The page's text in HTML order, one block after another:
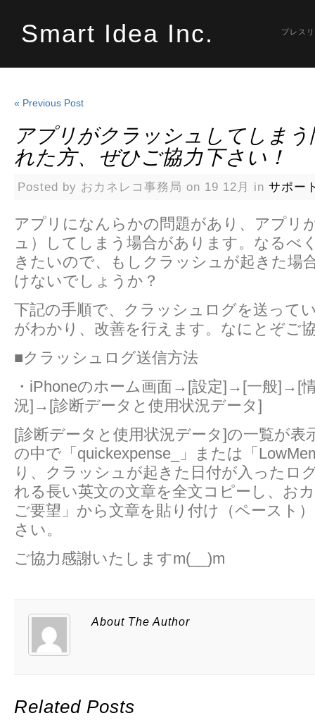
Smart Idea Inc. プレス
« Previous Post
アプリがクラッシュしてしま
れた方、ぜひご協力下さい！
Posted by おカネレコ事務局 on 19 12月 in サポー
アプリになんらかの問題があり、アプリ
ュ）してしまう場合があります。なるべ
きたいので、もしクラッシュが起きた場
けないでしょうか？
下記の手順で、クラッシュログを送って
がわかり、改善を行えます。なにとぞご
■クラッシュログ送信方法
・iPhoneのホーム画面→[設定]→[一般]→[
況]→[診断データと使用状況データ]
[診断データと使用状況データ]の一覧が表
の中で「quickexpense_」または「
り、クラッシュが起きた日付が入ったロ
れる長い英文の文章を全文コピーし、お
ご要望」から文章を貼り付け（ペースト
さい。
ご協力感謝いたしますm(__)m
About The Author
Related Posts